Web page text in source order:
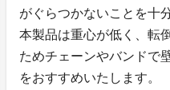
がぐらつかないことを十
本製品は重心が低く、転
ためチェーンやバンドで
をおすすめいたします。